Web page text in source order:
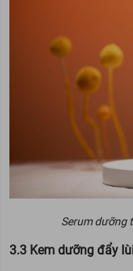
Serum dưỡng
3.3 Kem dưỡng đẩy